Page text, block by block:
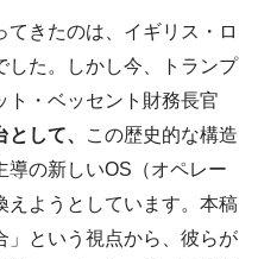
てきたのは、イギリス・ロ
した。しかし今、トランプ
ト・ベッセント財務長官
して、
この歴史的な構造
導の新しいOS（オペレー
えようとしています。本稿
」という視点から、彼らが